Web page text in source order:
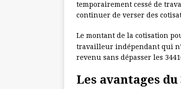
temporairement cessé de
continuer de verser des
Le montant de la cotisation
travailleur indépendant qui
revenu sans dépasser les
Les avantages du